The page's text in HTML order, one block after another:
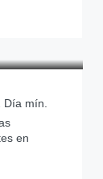
Día mín.
en